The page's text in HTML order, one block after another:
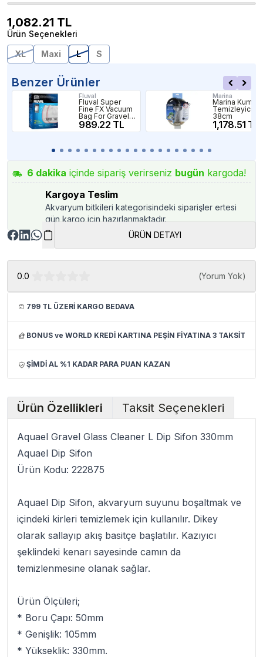
1,082.21 TL
Ürün Seçenekleri
XL
Maxi L S
Benzer Ürünler
Fluval
Fluval Super
Fine FX Vacuum
Bag For Gravel
Kit
989.22 TL
Marina
Marina Kum
Temizleyici
38cm
1,178.51 TL
6 dakika içinde sipariş verirseniz bugün kargoda!
Kargoya Teslim
Akvaryum bitkileri kategorisindeki siparişler ertesi
gün kargo için hazırlanmaktadır.
ÜRÜN DETAYI
0.0 (Yorum Yok)
799 TL ÜZERİ KARGO BEDAVA
BONUS ve WORLD KREDİ KARTINA PEŞİN FİYATINA 3 TAKSİT
ŞİMDİ AL %1 KADAR PARA PUAN KAZAN
Ürün Özellikleri Taksit Seçenekleri
Aquael Gravel Glass Cleaner L Dip Sifon 330mm
Aquael Dip Sifon
Ürün Kodu: 222875
Aquael Dip Sifon, akvaryum suyunu boşaltmak ve
içindeki kirleri temizlemek için kullanılır. Dikey
olarak sallayıp akış basitçe başlatılır. Kazıyıcı
şeklindeki kenarı sayesinde camın da
temizlenmesine olanak sağlar.
Ürün Ölçüleri;
* Boru Çapı: 50mm
* Genişlik: 105mm
* Yükseklik: 330mm.